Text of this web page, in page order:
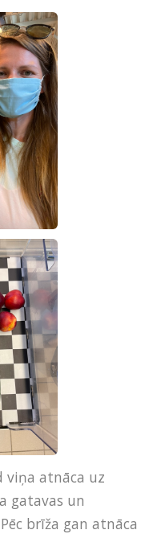
viņa atnāca uz
gatavas un
brīža gan atnāca